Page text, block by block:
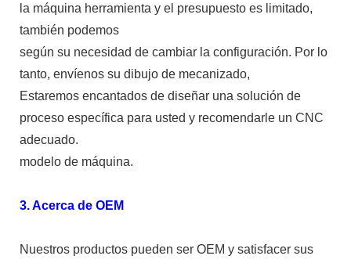
la máquina herramienta y el presupuesto es limitado,
también podemos
según su necesidad de cambiar la configuración. Por lo
tanto, envíenos su dibujo de mecanizado,
Estaremos encantados de diseñar una solución de
proceso específica para usted y recomendarle un CNC
adecuado.
modelo de máquina.
3. Acerca de OEM
Nuestros productos pueden ser OEM y satisfacer sus